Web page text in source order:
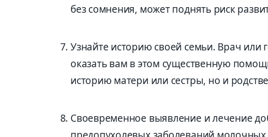
без сомнения, может поднять риск
Узнайте историю своей семьи. Врач или
оказать вам в этом существенную
историю матери или сестры, но и
Своевременное выявление и лечение